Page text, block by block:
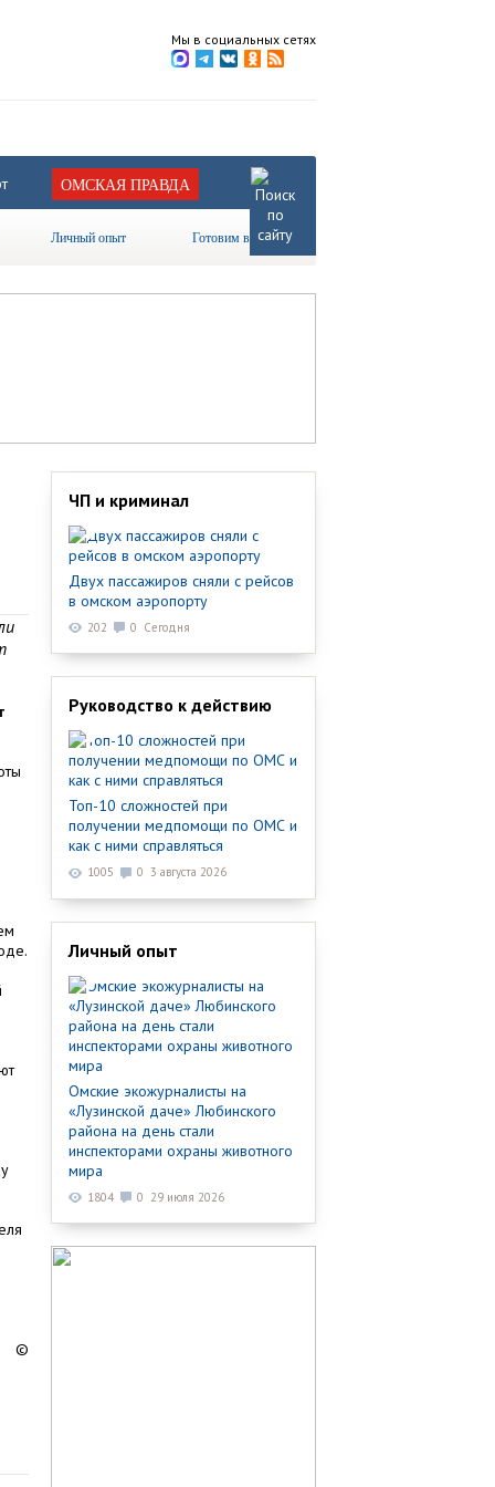
Мы в социальных сетях
ОМСКАЯ ПРАВДА
Личный опыт Готовим вместе
©
ЧП и криминал
Двух пассажиров сняли с рейсов
в омском аэропорту
202 0 Сегодня
Руководство к действию
Топ-10 сложностей при
получении медпомощи по ОМС и
как с ними справляться
1005 0 3 августа 2026
Личный опыт
Омские экожурналисты на
«Лузинской даче» Любинского
района на день стали
инспекторами охраны животного
мира
1804 0 29 июля 2026